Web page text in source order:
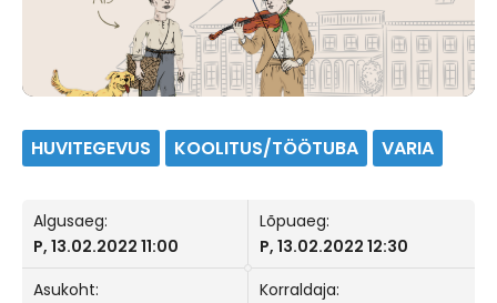
HUVITEGEVUS KOOLITUS/TÖÖTUBA VARIA
Algusaeg:
P, 13.02.2022 11:00
Lõpuaeg:
P, 13.02.2022 12:30
Asukoht:
Korraldaja: